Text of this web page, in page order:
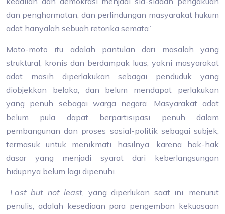
dan penghormatan, dan perlindungan masyarakat hukum
adat hanyalah sebuah retorika semata.”
Moto-moto itu adalah pantulan dari masalah yang
struktural, kronis dan berdampak luas, yakni masyarakat
adat masih diperlakukan sebagai penduduk yang
diobjekkan belaka, dan belum mendapat perlakukan
yang penuh sebagai warga negara. Masyarakat adat
belum pula dapat berpartisipasi penuh dalam
pembangunan dan proses sosial-politik sebagai subjek,
termasuk untuk menikmati hasilnya, karena hak-hak
dasar yang menjadi syarat dari keberlangsungan
hidupnya belum lagi dipenuhi.
Last but not least,yang diperlukan saat ini, menurut
penulis, adalah kesediaan para pengemban kekuasaan